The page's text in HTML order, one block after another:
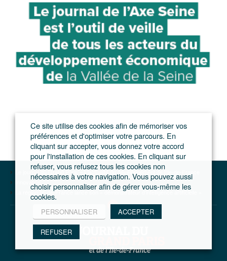
Le journal du Grand Paris – L'actualité du développement de l'Ile-de-France
Innovation
La région Ile-de-France lance son « démonstrateur d’intelligence artificielle »
Ce site utilise des cookies afin de mémoriser vos
préférences et d'optimiser votre parcours. En
cliquant sur accepter, vous donnez votre accord
pour l'installation de ces cookies. En cliquant sur
refuser, vous refusez tous les cookies non
nécessaires à votre navigation. Vous pouvez aussi
choisir personnaliser afin de gérer vous-même les
cookies.
PERSONNALISER ACCEPTER
REFUSER